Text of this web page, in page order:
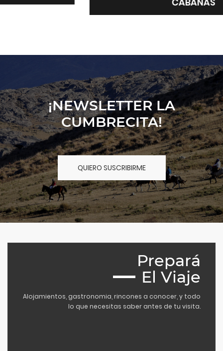
¡NEWSLETTER LA
CUMBRECITA!
QUIERO SUSCRIBIRME
Prepará
El Viaje
Alojamientos, gastronomia, rincones a conocer, y todo
lo que necesitas saber antes de tu visita.